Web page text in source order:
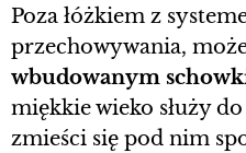
Poza łóżkiem z
przechowywania,
wbudowanym
miękkie wieko służy
zmieści się pod nim